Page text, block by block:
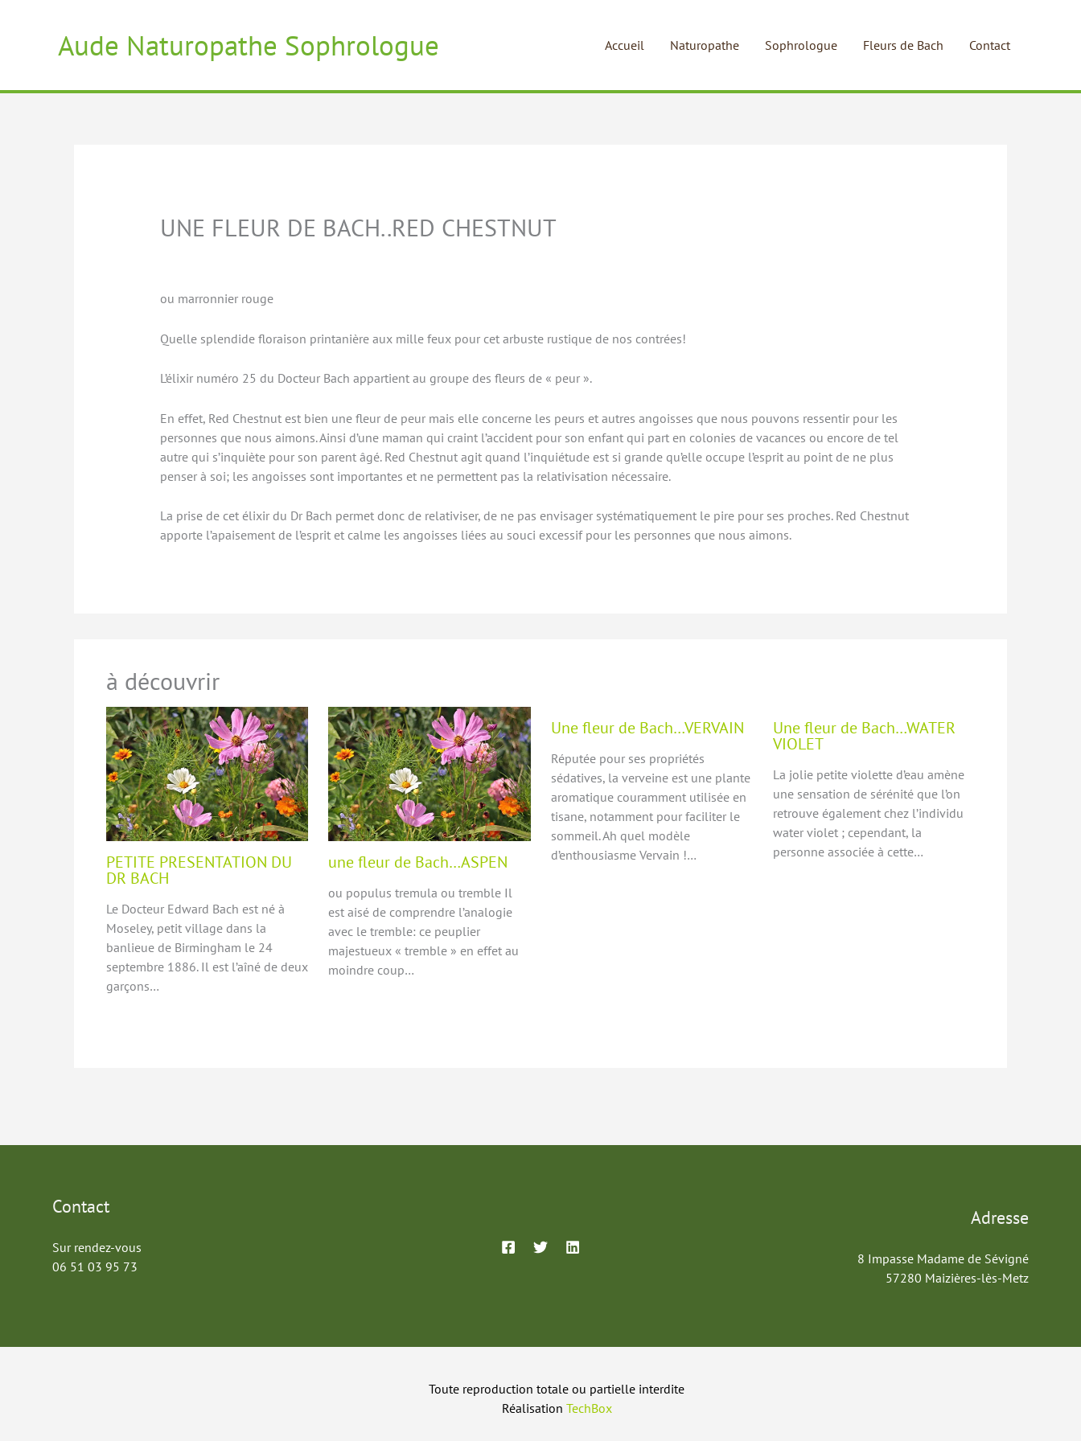
Aude Naturopathe Sophrologue Accueil Naturopathe Sophrologue Fleurs de Bach Contact
UNE FLEUR DE BACH..RED CHESTNUT
ou marronnier rouge
Quelle splendide floraison printanière aux mille feux pour cet arbuste rustique de nos contrées!
L’élixir numéro 25 du Docteur Bach appartient au groupe des fleurs de « peur ».
En effet, Red Chestnut est bien une fleur de peur mais elle concerne les peurs et autres angoisses que nous pouvons ressentir pour les
personnes que nous aimons. Ainsi d’une maman qui craint l’accident pour son enfant qui part en colonies de vacances ou encore de tel
autre qui s’inquiète pour son parent âgé. Red Chestnut agit quand l’inquiétude est si grande qu’elle occupe l’esprit au point de ne plus
penser à soi; les angoisses sont importantes et ne permettent pas la relativisation nécessaire.
La prise de cet élixir du Dr Bach permet donc de relativiser, de ne pas envisager systématiquement le pire pour ses proches. Red Chestnut
apporte l’apaisement de l’esprit et calme les angoisses liées au souci excessif pour les personnes que nous aimons.
à découvrir
PETITE PRESENTATION DU
DR BACH
Le Docteur Edward Bach est né à
Moseley, petit village dans la
banlieue de Birmingham le 24
septembre 1886. Il est l’aîné de deux
garçons…
une fleur de Bach…ASPEN
ou populus tremula ou tremble Il
est aisé de comprendre l’analogie
avec le tremble: ce peuplier
majestueux « tremble » en effet au
moindre coup…
Une fleur de Bach…VERVAIN
Réputée pour ses propriétés
sédatives, la verveine est une plante
aromatique couramment utilisée en
tisane, notamment pour faciliter le
sommeil. Ah quel modèle
d’enthousiasme Vervain !…
Une fleur de Bach…WATER
VIOLET
La jolie petite violette d’eau amène
une sensation de sérénité que l’on
retrouve également chez l’individu
water violet ; cependant, la
personne associée à cette…
Contact
Sur rendez-vous
06 51 03 95 73
Adresse
8 Impasse Madame de Sévigné
57280 Maizières-lès-Metz
Toute reproduction totale ou partielle interdite
Réalisation TechBox